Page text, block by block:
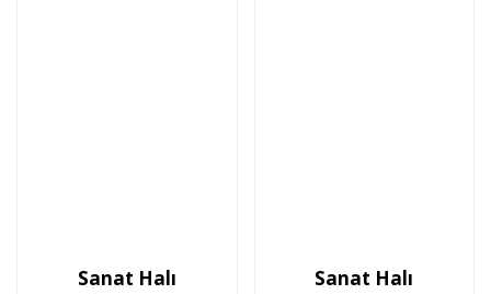
Sanat Halı Sanat Halı